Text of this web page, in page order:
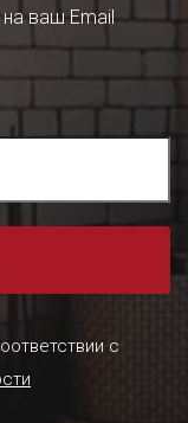
на ваш Email
с